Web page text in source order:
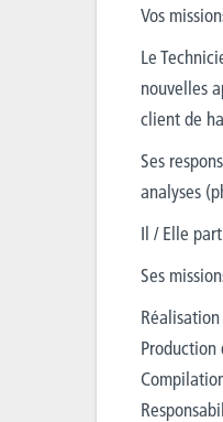
Vos
Le
nouvelles
client de
Ses
analyses
Il / Elle
Ses
Production